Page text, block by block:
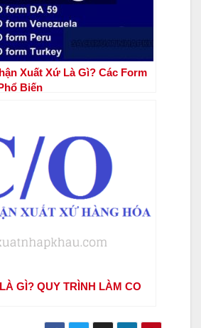
Xuất Xứ Là Gì? Các Form
Biến
GÌ? QUY TRÌNH LÀM CO